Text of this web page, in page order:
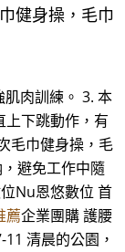
健身操，毛巾
肉訓練。 3. 本
上下跳動作，有
毛巾健身操，毛
避免工作中隨
Nu恩悠數位 首
薦企業團購 護腰
清晨的公園，